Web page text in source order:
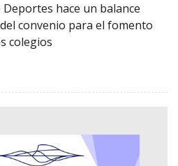
Deportes hace un balance
convenio para el fomento
colegios